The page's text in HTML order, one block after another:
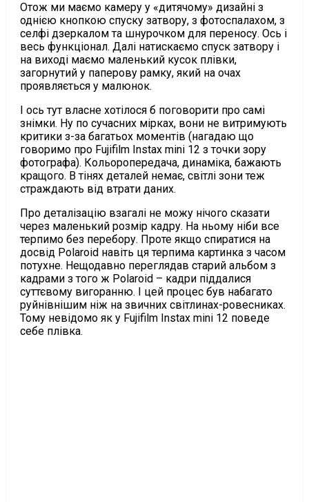
Отож ми маємо камеру у «дитячому» дизайні з
однією кнопкою спуску затвору, з фотоспалахом, з
селфі дзеркалом та шнурочком для переносу. Ось і
весь функціонал. Далі натискаємо спуск затвору і
на виході маємо маленький кусок плівки,
загорнутий у паперову рамку, який на очах
проявляється у малюнок.
І ось тут власне хотілося б поговорити про самі
знімки. Ну по сучасних мірках, вони не витримують
критики з-за багатьох моментів (нагадаю що
говоримо про Fujifilm Instax mini 12 з точки зору
фотографа). Кольоропередача, динаміка, бажають
кращого. В тінях деталей немає, світлі зони теж
страждають від втрати даних.
Про деталізацію взагалі не можу нічого сказати
через маленький розмір кадру. На ньому ніби все
терпимо без перебору. Проте якщо спиратися на
досвід Polaroid навіть ця терпима картинка з часом
потухне. Нещодавно переглядав старий альбом з
кадрами з того ж Polaroid – кадри піддалися
суттєвому вигоранню. І цей процес був набагато
руйнівнішим ніж на звичних світлинах-ровесниках.
Тому невідомо як у Fujifilm Instax mini 12 поведе
себе плівка.